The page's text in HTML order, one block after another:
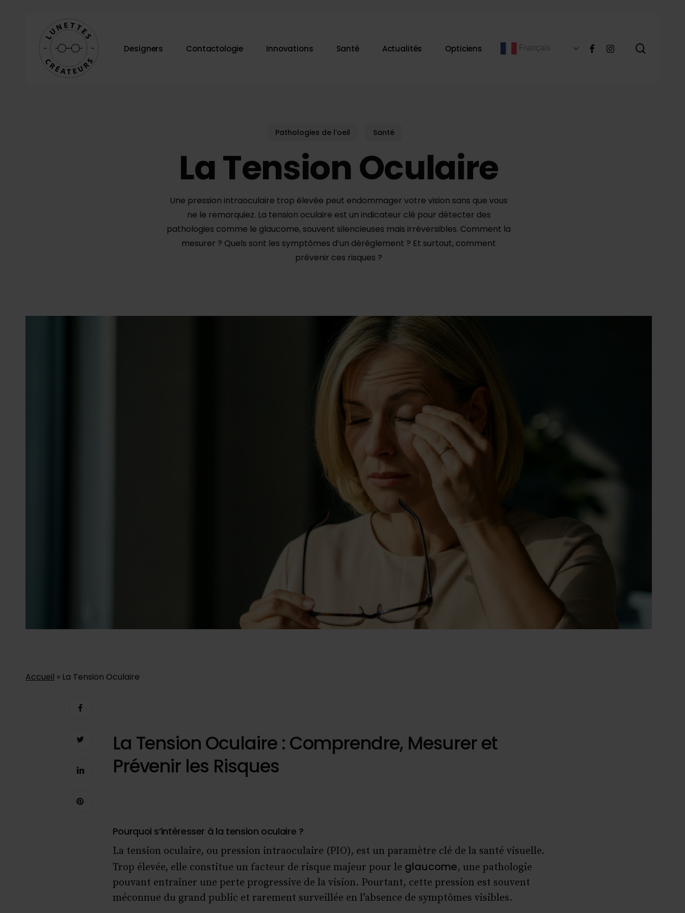
Designers Contactologie Innovations Santé Actualités Opticiens Français facebookinstagram
Pathologies de l’oeil Santé
La Tension Oculaire
Une pression intraoculaire trop élevée peut endommager votre vision sans que vous
ne le remarquiez. La tension oculaire est un indicateur clé pour détecter des
pathologies comme le glaucome, souvent silencieuses mais irréversibles. Comment la
mesurer ? Quels sont les symptômes d’un dérèglement ? Et surtout, comment
prévenir ces risques ?
Accueil » La Tension Oculaire
La Tension Oculaire : Comprendre, Mesurer et
Prévenir les Risques
Pourquoi s’intéresser à la tension oculaire ?
La tension oculaire, ou pression intraoculaire (PIO), est un paramètre clé de la santé visuelle.
Trop élevée, elle constitue un facteur de risque majeur pour le glaucome, une pathologie
pouvant entraîner une perte progressive de la vision. Pourtant, cette pression est souvent
méconnue du grand public et rarement surveillée en l’absence de symptômes visibles.